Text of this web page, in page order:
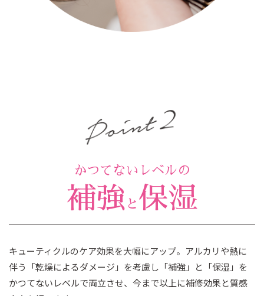
かつてないレベルの
補強 と 保湿
キューティクルのケア効果を大幅にアップ。アルカリや熱に
伴う「乾燥によるダメージ」を考慮し「補強」と「保湿」を
かつてないレベルで両立させ、今まで以上に補修効果と質感